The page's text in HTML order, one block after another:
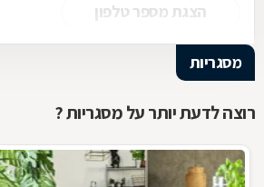
הצגת מספר טלפון
מסגריות
רוצה לדעת יותר על מסגריות ?